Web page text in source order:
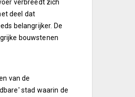
verbreedt zich
deel dat
belangrijker. De
bouwstenen
van de
stad waarin de